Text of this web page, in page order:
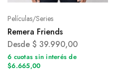
Películas/Series
Remera Friends
Desde $ 39.990,00
6 cuotas sin interés de
$6.665,00